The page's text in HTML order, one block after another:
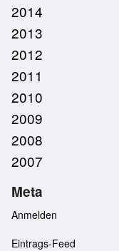
2014
2013
2012
2011
2010
2009
2008
2007
Meta
Anmelden
Eintrags-Feed